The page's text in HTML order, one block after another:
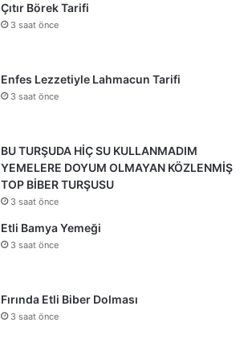
Çıtır Börek Tarifi
3 saat önce
Enfes Lezzetiyle Lahmacun Tarifi
3 saat önce
BU TURŞUDA HİÇ SU KULLANMADIM
YEMELERE DOYUM OLMAYAN KÖZLENMİŞ
TOP BİBER TURŞUSU
3 saat önce
Etli Bamya Yemeği
3 saat önce
Fırında Etli Biber Dolması
3 saat önce